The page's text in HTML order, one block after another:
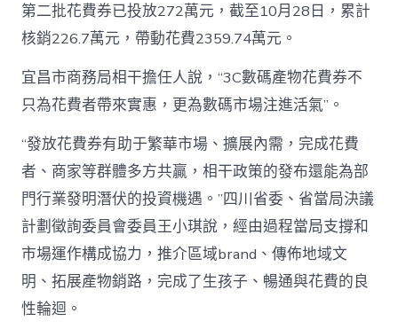
第二批花費券已投放272萬元，截至10月28日，累計
核銷226.7萬元，帶動花費2359.74萬元。
宜昌市商務局相干擔任人說，“3C數碼產物花費券不
只為花費者帶來實惠，更為數碼市場注進活氣”。
“發放花費券有助于繁華市場、擴展內需，完成花費
者、商家等群體多方共贏，相干政策的發布還能為部
門行業發明潛伏的投資機遇。”四川省委、省當局決議
計劃徵詢委員會委員王小琪說，經由過程當局支撐和
市場運作構成協力，推介區域brand、傳佈地域文
明、拓展產物銷路，完成了生孩子、暢通與花費的良
性輪迴。